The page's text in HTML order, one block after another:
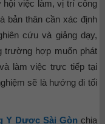
hội việc làm, vị trí công
bản thân cần xác định
cứu và giảng dạy,
trường hợp muốn phát
làm việc trực tiếp tại
sẽ là hướng đi tối
Y Dược Sài Gòn chia